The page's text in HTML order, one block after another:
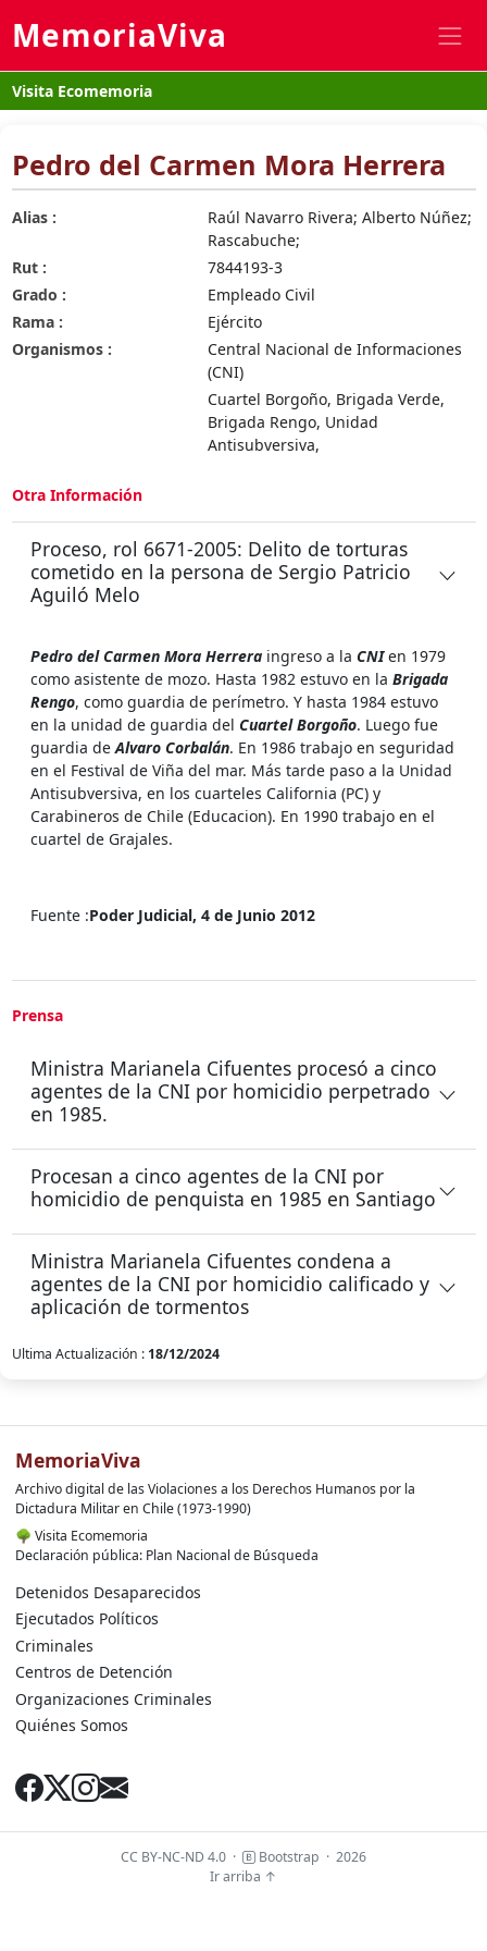
MemoriaViva
Visita Ecomemoria
Pedro del Carmen Mora Herrera
Alias :
Raúl Navarro Rivera; Alberto Núñez;
Rascabuche;
Rut :
7844193-3
Grado :
Empleado Civil
Rama :
Ejército
Organismos :
Central Nacional de Informaciones
(CNI)
Cuartel Borgoño, Brigada Verde,
Brigada Rengo, Unidad
Antisubversiva,
Otra Información
Proceso, rol 6671-2005: Delito de torturas
cometido en la persona de Sergio Patricio
Aguiló Melo
Pedro del Carmen Mora Herrera ingreso a la CNIen 1979
como asistente de mozo. Hasta 1982 estuvo en la Brigada
Rengo, como guardia de perímetro. Y hasta 1984 estuvo
en la unidad de guardia del Cuartel Borgoño. Luego fue
guardia de Alvaro Corbalán. En 1986 trabajo en seguridad
en el Festival de Viña del mar. Más tarde paso a la Unidad
Antisubversiva, en los cuarteles California (PC) y
Carabineros de Chile (Educacion). En 1990 trabajo en el
cuartel de Grajales.
Fuente :Poder Judicial, 4 de Junio 2012
Prensa
Ministra Marianela Cifuentes procesó a cinco
agentes de la CNI por homicidio perpetrado
en 1985.
Procesan a cinco agentes de la CNI por
homicidio de penquista en 1985 en Santiago
Ministra Marianela Cifuentes condena a
agentes de la CNI por homicidio calificado y
aplicación de tormentos
Ultima Actualización : 18/12/2024
MemoriaViva
Archivo digital de las Violaciones a los Derechos Humanos por la
Dictadura Militar en Chile (1973-1990)
🌳 Visita Ecomemoria
Declaración pública: Plan Nacional de Búsqueda
Detenidos Desaparecidos
Ejecutados Políticos
Criminales
Centros de Detención
Organizaciones Criminales
Quiénes Somos
CC BY-NC-ND 4.0 · Bootstrap · 2026
Ir arriba ↑